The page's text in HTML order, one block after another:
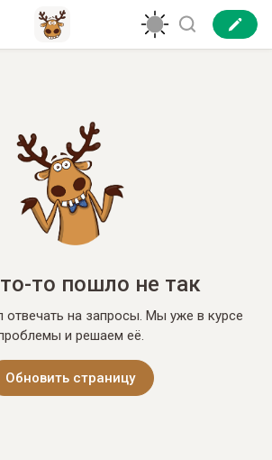
то пошло не так
отвечать на запросы. Мы уже в курсе
и решаем её.
Обновить страницу